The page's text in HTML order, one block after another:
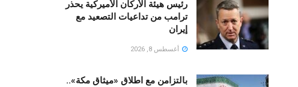
رئيس هيئة الأركان الأميركية يحذر
ترامب من تداعيات التصعيد مع
إيران
أغسطس 8, 2026
بالتزامن مع اطلاق «ميثاق مكة»..